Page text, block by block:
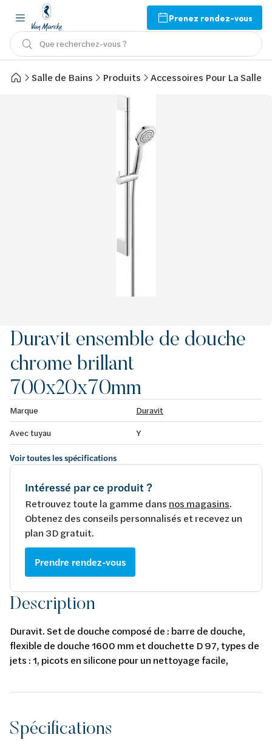
Prenez rendez-vous
Que recherchez-vous ?
Salle de Bains Produits Accessoires Pour La Salle
Duravit ensemble de douche
chrome brillant
700x20x70mm
Marque
Duravit
Avec tuyau
Y
Voir toutes les spécifications
Intéressé par ce produit ?
Retrouvez toute la gamme dans nos magasins.
Obtenez des conseils personnalisés et recevez un
plan 3D gratuit.
Prendre rendez-vous
Description
Duravit. Set de douche composé de : barre de douche,
flexible de douche 1600 mm et douchette D 97, types de
jets : 1, picots en silicone pour un nettoyage facile,
Spécifications